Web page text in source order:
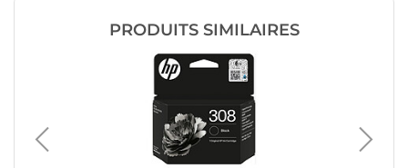
PRODUITS SIMILAIRES